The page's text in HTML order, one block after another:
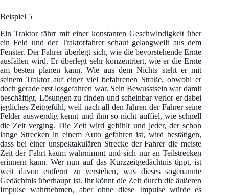
Beispiel 5
Ein Traktor fährt mit einer konstanten Geschwindigkeit über
ein Feld und der Traktorfahrer schaut gelangweilt aus dem
Fenster. Der Fahrer überlegt sich, wie die bevorstehende Ernte
ausfallen wird. Er überlegt sehr konzentriert, wie er die Ernte
am besten planen kann. Wie aus dem Nichts steht er mit
seinem Traktor auf einer viel befahrenen Straße, obwohl er
doch gerade erst losgefahren war. Sein Bewusstsein war damit
beschäftigt, Lösungen zu finden und scheinbar verlor er dabei
jegliches Zeitgefühl, weil nach all den Jahren der Fahrer seine
Felder auswendig kennt und ihm so nicht auffiel, wie schnell
die Zeit verging. Die Zeit wird gefühlt und jeder, der schon
lange Strecken in einem Auto gefahren ist, wird bestätigen,
dass bei einer unspektakulären Strecke der Fahrer die meiste
Zeit der Fahrt kaum wahrnimmt und sich nur an Teilstrecken
erinnern kann. Wer nun auf das Kurzzeitgedächtnis tippt, ist
weit davon entfernt zu verstehen, was dieses sogenannte
Gedächtnis überhaupt ist. Ihr könnt die Zeit durch die äußeren
Impulse wahrnehmen, aber ohne diese Impulse würde es